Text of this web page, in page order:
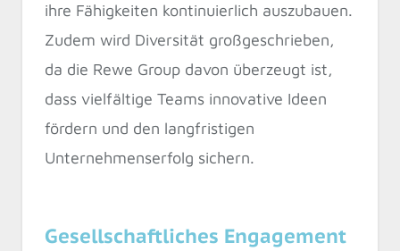
ihre Fähigkeiten kontinuierlich auszubauen.
Zudem wird Diversität großgeschrieben,
da die Rewe Group davon überzeugt ist,
dass vielfältige Teams innovative Ideen
fördern und den langfristigen
Unternehmenserfolg sichern.
Gesellschaftliches Engagement